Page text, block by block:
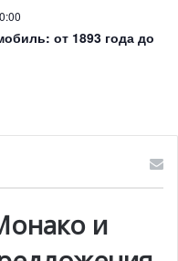
от 1893 года до
и